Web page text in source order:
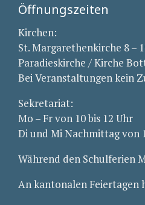
Öffnungszeiten
Kirchen:
St. Margarethenkirche 8 –
Paradieskirche / Kirche
Bei Veranstaltungen kein
Sekretariat:
Mo – Fr von 10 bis 12 Uhr
Di und Mi Nachmittag von
Während den Schulferien
An kantonalen Feiertagen